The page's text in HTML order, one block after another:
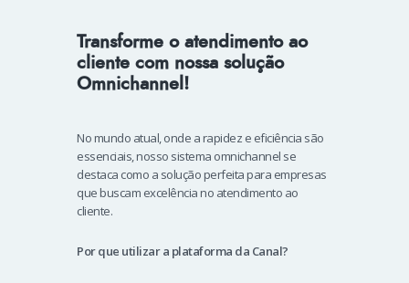
Transforme o atendimento ao
cliente com nossa solução
Omnichannel!
No mundo atual, onde a rapidez e eficiência são
essenciais, nosso sistema omnichannel se
destaca como a solução perfeita para empresas
que buscam excelência no atendimento ao
cliente.
Por que utilizar a plataforma da Canal?